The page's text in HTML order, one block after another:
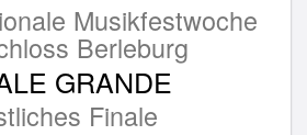
Musikfestwoche
Berleburg
GRANDE
Finale